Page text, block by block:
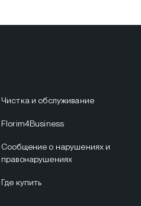
Чистка и обслуживание
Florim4Business
Сообщение о нарушениях и
правонарушениях
Где купить